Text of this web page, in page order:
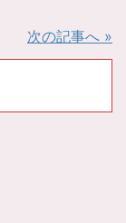
次の記事へ »